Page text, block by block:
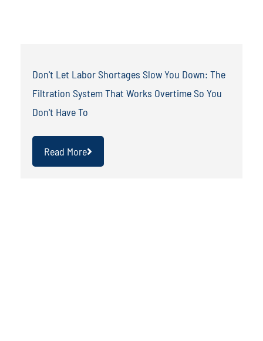
Don't Let Labor Shortages Slow You Down: The
Filtration System That Works Overtime So You
Don't Have To
Read More